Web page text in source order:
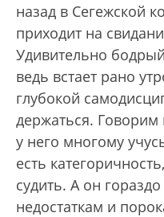
назад в Сегежской
приходит на
Удивительно
ведь встает рано
глубокой
держаться.
у него многому
есть
судить. А он
недостаткам и